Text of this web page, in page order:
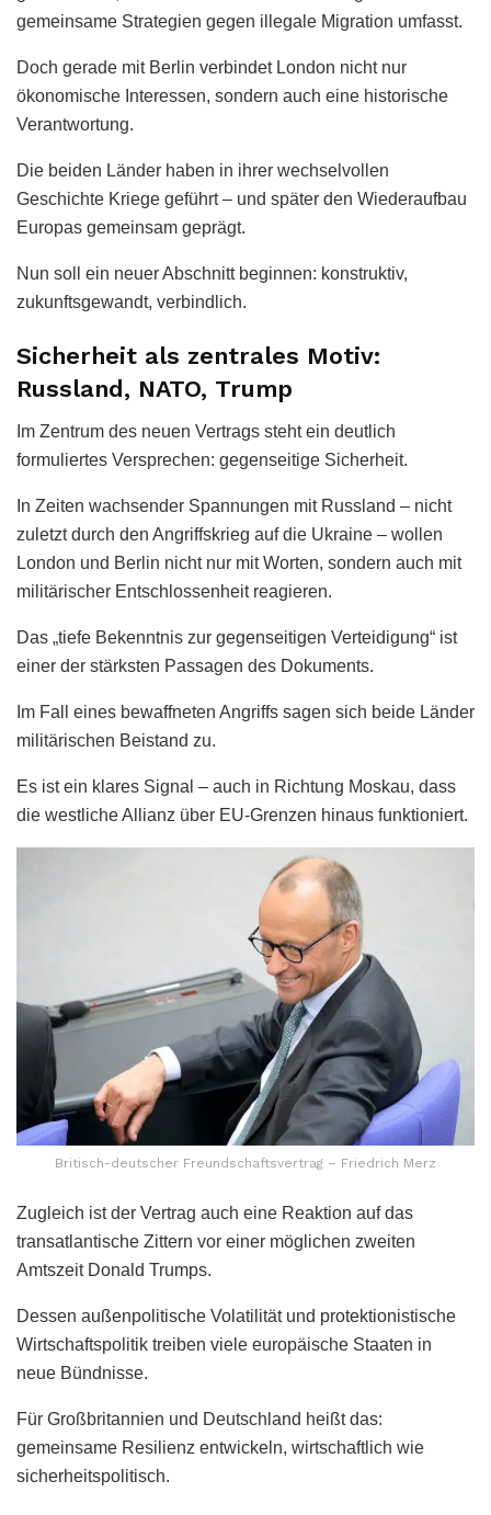
gemeinsame Strategien gegen illegale Migration umfasst.
Doch gerade mit Berlin verbindet London nicht nur
ökonomische Interessen, sondern auch eine historische
Verantwortung.
Die beiden Länder haben in ihrer wechselvollen
Geschichte Kriege geführt – und später den Wiederaufbau
Europas gemeinsam geprägt.
Nun soll ein neuer Abschnitt beginnen: konstruktiv,
zukunftsgewandt, verbindlich.
Sicherheit als zentrales Motiv:
Russland, NATO, Trump
Im Zentrum des neuen Vertrags steht ein deutlich
formuliertes Versprechen: gegenseitige Sicherheit.
In Zeiten wachsender Spannungen mit Russland – nicht
zuletzt durch den Angriffskrieg auf die Ukraine – wollen
London und Berlin nicht nur mit Worten, sondern auch mit
militärischer Entschlossenheit reagieren.
Das „tiefe Bekenntnis zur gegenseitigen Verteidigung“ ist
einer der stärksten Passagen des Dokuments.
Im Fall eines bewaffneten Angriffs sagen sich beide Länder
militärischen Beistand zu.
Es ist ein klares Signal – auch in Richtung Moskau, dass
die westliche Allianz über EU-Grenzen hinaus funktioniert.
Britisch-deutscher Freundschaftsvertrag – Friedrich Merz
Zugleich ist der Vertrag auch eine Reaktion auf das
transatlantische Zittern vor einer möglichen zweiten
Amtszeit Donald Trumps.
Dessen außenpolitische Volatilität und protektionistische
Wirtschaftspolitik treiben viele europäische Staaten in
neue Bündnisse.
Für Großbritannien und Deutschland heißt das:
gemeinsame Resilienz entwickeln, wirtschaftlich wie
sicherheitspolitisch.